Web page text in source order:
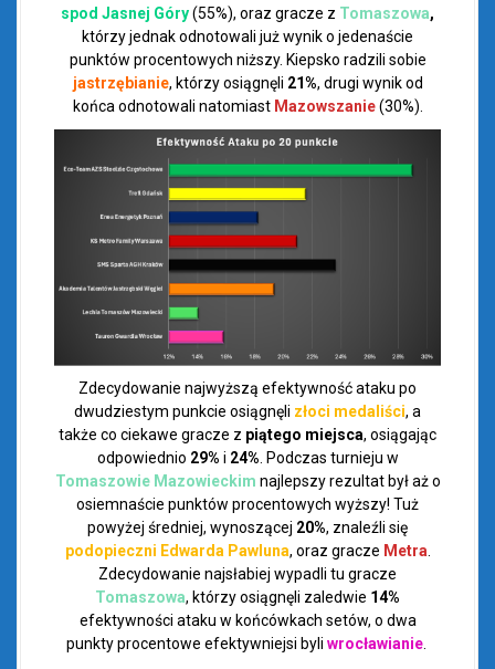
spod Jasnej Góry(55%), oraz gracze z Tomaszowa,
którzy jednak odnotowali już wynik o jedenaście
punktów procentowych niższy. Kiepsko radzili sobie
jastrzębianie, którzy osiągnęli 21%, drugi wynik od
końca odnotowali natomiast Mazowszanie(30%).
Zdecydowanie najwyższą efektywność ataku po
dwudziestym punkcie osiągnęli złoci medaliści, a
także co ciekawe gracze z piątego miejsca, osiągając
odpowiednio 29% i 24% . Podczas turnieju w
Tomaszowie Mazowieckim najlepszy rezultat był aż o
osiemnaście punktów procentowych wyższy! Tuż
powyżej średniej, wynoszącej 20%, znaleźli się
podopieczni Edwarda Pawluna, oraz gracze Metra
Zdecydowanie najsłabiej wypadli tu gracze
Tomaszowa, którzy osiągnęli zaledwie 14%
efektywności ataku w końcówkach setów, o dwa
punkty procentowe efektywniejsi byli wrocławianie.